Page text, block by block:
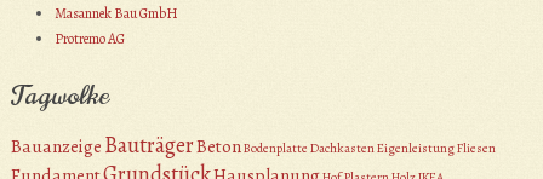
Masannek Bau GmbH
Protremo AG
Tagwolke
Bauanzeige BauträgerBetonBodenplatte DachkastenEigenleistungFliesen